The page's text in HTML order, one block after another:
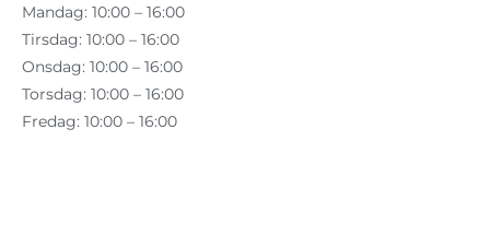
Mandag: 10:00 – 16:00
Tirsdag: 10:00 – 16:00
Onsdag: 10:00 – 16:00
Torsdag: 10:00 – 16:00
Fredag: 10:00 – 16:00